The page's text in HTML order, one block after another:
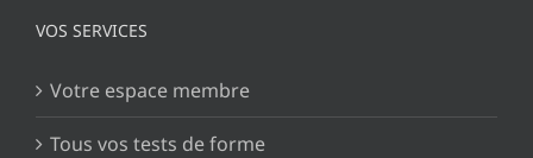
VOS SERVICES
Votre espace membre
Tous vos tests de forme